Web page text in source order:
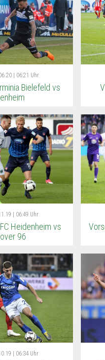
| 06:21 Uhr
Bielefeld vs
| 06:49 Uhr
Heidenheim vs
96
| 06:34 Uhr